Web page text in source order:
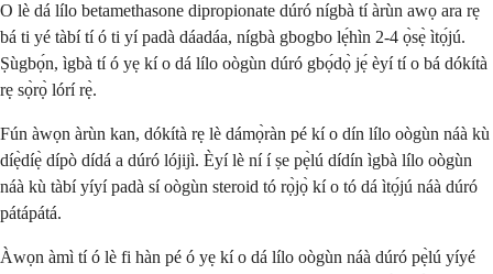
O lè dá lílo betamethasone dipropionate dúró nígbà tí àrùn awọ ara rẹ
bá ti yé tàbí tí ó ti yí padà dáadáa, nígbà gbogbo lẹ́hìn 2-4 ọ̀sẹ̀ ìtọ́jú.
Ṣùgbọ́n, ìgbà tí ó yẹ kí o dá lílo oògùn dúró gbọ́dọ̀ jẹ́ èyí tí o bá dókítà
rẹ sọ̀rọ̀ lórí rẹ̀.
Fún àwọn àrùn kan, dókítà rẹ lè dámọ̀ràn pé kí o dín lílo oògùn náà kù
díẹ̀díẹ̀ dípò dídá a dúró lójijì. Èyí lè ní í ṣe pẹ̀lú dídín ìgbà lílo oògùn
náà kù tàbí yíyí padà sí oògùn steroid tó rọ̀jọ̀ kí o tó dá ìtọ́jú náà dúró
pátápátá.
Àwọn àmì tí ó lè fi hàn pé ó yẹ kí o dá lílo oògùn náà dúró pẹ̀lú yíyé